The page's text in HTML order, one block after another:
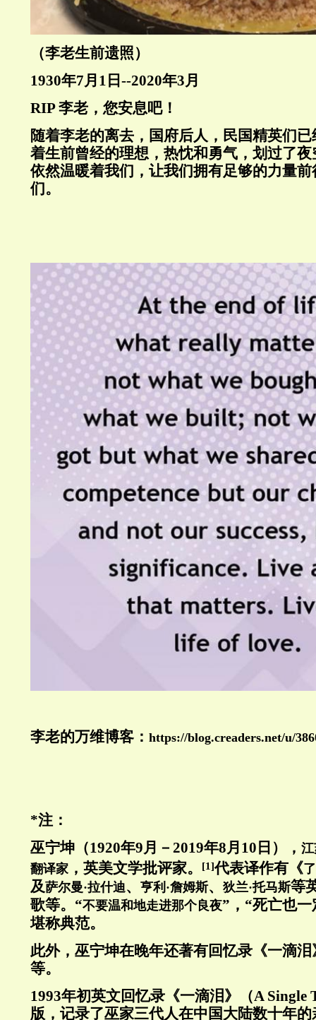
（李老生前遗照）
1930年7月1日--2020年3月
RIP 李老，您安息吧！
随着李老的离去，国府后人，民国精英们
着生前曾经的理想，热忱和勇气，划过了
依然温暖着我们，让我们拥有足够的力量
们。
李老的万维博客： https://blog.creaders.net/u/
*注：
巫宁坤（1920年9月－2019年8月10日），
翻译家 ，英美文学批评家。 [1]代表译作有《
及萨尔曼·拉什迪、 亨利·詹姆斯、 狄兰·托马斯等
歌等。“不要温和地走进那个良夜”，“死亡也
堪称典范。
此外，巫宁坤在晚年还著有回忆录《一滴
等。
1993年初英文回忆录《一滴泪》（A Single
版，记录了巫家三代人在中国大陆数十年